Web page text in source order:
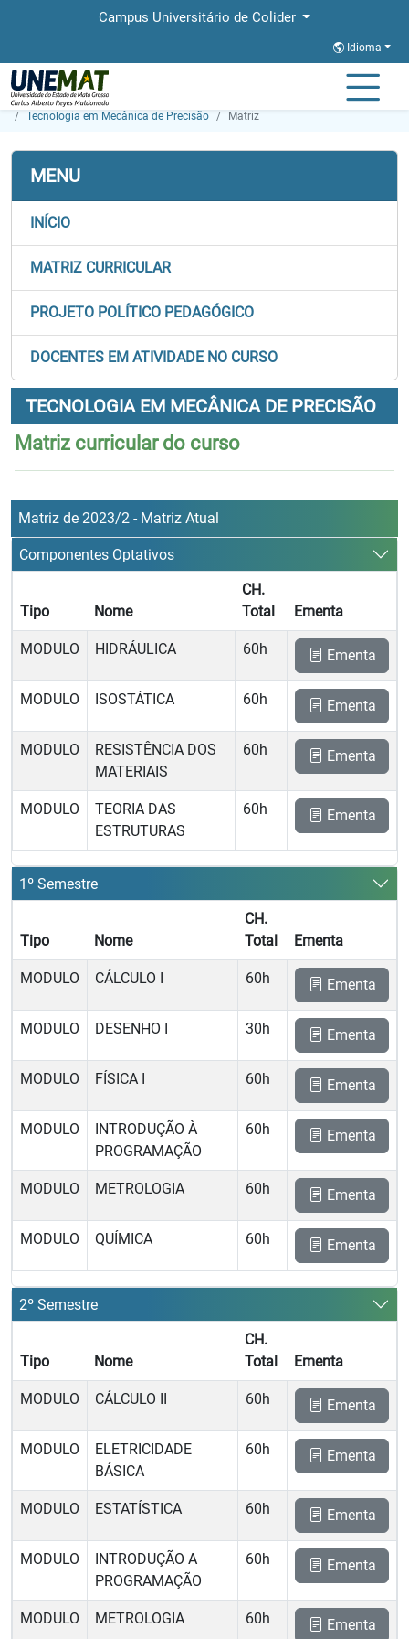
Campus Universitário de Colider
Idioma
Página Inicial
Tecnologia em Mecânica de Precisão
Matriz
MENU
INÍCIO
MATRIZ CURRICULAR
PROJETO POLÍTICO PEDAGÓGICO
DOCENTES EM ATIVIDADE NO CURSO
TECNOLOGIA EM MECÂNICA DE PRECISÃO
Matriz curricular do curso
Matriz de 2023/2 - Matriz Atual
Componentes Optativos
Tipo Nome
CH.
Total
Ementa
MODULO HIDRÁULICA 60h Ementa
MODULO ISOSTÁTICA 60h Ementa
MODULO
RESISTÊNCIA DOS
MATERIAIS
60h Ementa
MODULO
TEORIA DAS
ESTRUTURAS
60h Ementa
1º Semestre
Tipo Nome
CH.
Total
Ementa
MODULO CÁLCULO I 60h Ementa
MODULO DESENHO I 30h Ementa
MODULO FÍSICA I 60h Ementa
MODULO
INTRODUÇÃO À
PROGRAMAÇÃO
60h Ementa
MODULO METROLOGIA 60h Ementa
MODULO QUÍMICA 60h Ementa
2º Semestre
Tipo Nome
CH.
Total
Ementa
MODULO CÁLCULO II 60h Ementa
MODULO
ELETRICIDADE
BÁSICA
60h Ementa
MODULO ESTATÍSTICA 60h Ementa
MODULO
INTRODUÇÃO A
PROGRAMAÇÃO
60h Ementa
MODULO METROLOGIA 60h Ementa